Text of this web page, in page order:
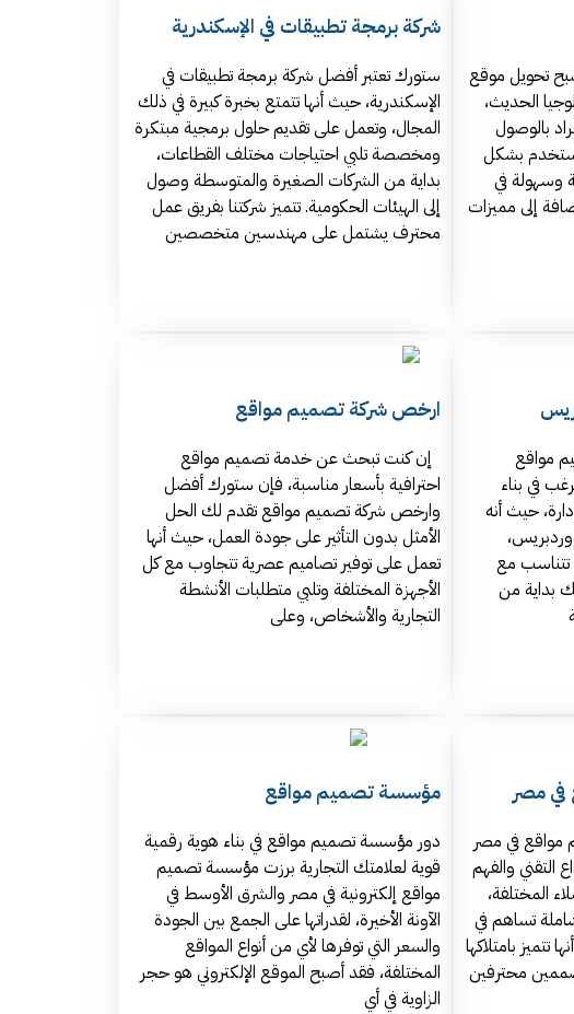
تحويل موقع
الحديث،
بالوصول
بشكل
وسهولة في
إلى مميزات
شركة برمجة تطبيقات في الإسكندرية
ستورك تعتبر أفضل شركة برمجة تطبيقات في
الإسكندرية، حيث أنها تتمتع بخبرة كبيرة في ذلك
المجال، وتعمل على تقديم حلول برمجية مبتكرة
ومخصصة تلبي احتياجات مختلف القطاعات،
بداية من الشركات الصغيرة والمتوسطة وصول
إلى الهيئات الحكومية. تتميز شركتنا بفريق عمل
محترف يشتمل على مهندسين متخصصين
مواقع
في بناء
حيث أنه
تتناسب مع
بداية من
ارخص شركة تصميم مواقع
إن كنت تبحث عن خدمة تصميم مواقع
احترافية بأسعار مناسبة، فإن ستورك أفضل
وارخص شركة تصميم مواقع تقدم لك الحل
الأمثل بدون التأثير على جودة العمل، حيث أنها
تعمل على توفير تصاميم عصرية تتجاوب مع كل
الأجهزة المختلفة وتلبي متطلبات الأنشطة
التجارية والأشخاص، وعلى
مصر
مواقع في مصر
التقني والفهم
المختلفة،
تساهم في
تتميز بامتلاكها
محترفين
مؤسسة تصميم مواقع
دور مؤسسة تصميم مواقع في بناء هوية رقمية
قوية لعلامتك التجارية برزت مؤسسة تصميم
مواقع إلكترونية في مصر والشرق الأوسط في
الآونة الأخيرة، لقدراتها على الجمع بين الجودة
والسعر التي توفرها لأي من أنواع المواقع
المختلفة، فقد أصبح الموقع الإلكتروني هو حجر
الزاوية في أي